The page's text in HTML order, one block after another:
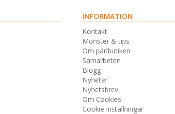
INFORMATION
Kontakt
Mönster & tips
Om pärlbutiken
Samarbeten
Blogg
Nyheter
Nyhetsbrev
Om Cookies
Cookie inställningar